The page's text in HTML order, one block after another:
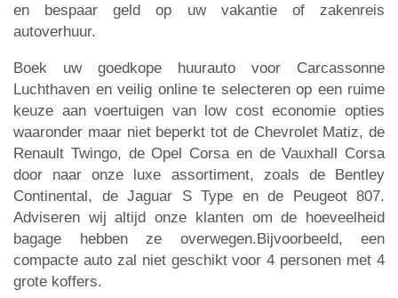
en bespaar geld op uw vakantie of zakenreis
autoverhuur.
Boek uw goedkope huurauto voor Carcassonne
Luchthaven en veilig online te selecteren op een ruime
keuze aan voertuigen van low cost economie opties
waaronder maar niet beperkt tot de Chevrolet Matiz, de
Renault Twingo, de Opel Corsa en de Vauxhall Corsa
door naar onze luxe assortiment, zoals de Bentley
Continental, de Jaguar S Type en de Peugeot 807.
Adviseren wij altijd onze klanten om de hoeveelheid
bagage hebben ze overwegen.Bijvoorbeeld, een
compacte auto zal niet geschikt voor 4 personen met 4
grote koffers.